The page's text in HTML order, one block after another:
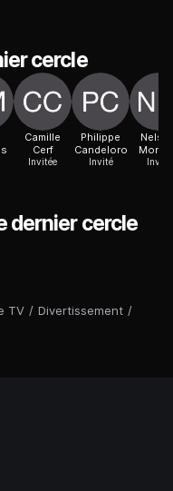
TV / Divertissement /
cercle
Camille
Cerf
Invitée
Philippe
Candeloro
Invité Invité
dernier cercle